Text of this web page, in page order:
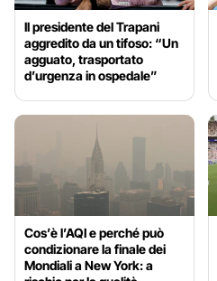
Il presidente del Trapani
aggredito da un tifoso: “Un
agguato, trasportato
d’urgenza in ospedale”
Cos’è l’AQI e perché può
condizionare la finale dei
Mondiali a New York: a